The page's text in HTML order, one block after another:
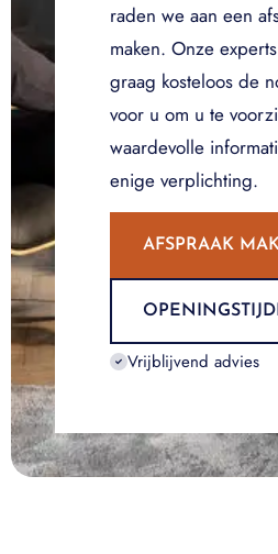
raden we aan een
maken. Onze
graag kosteloos de
voor u om u te
waardevolle
enige verplichting.
AFSPRAAK
Vrijblijvend advies